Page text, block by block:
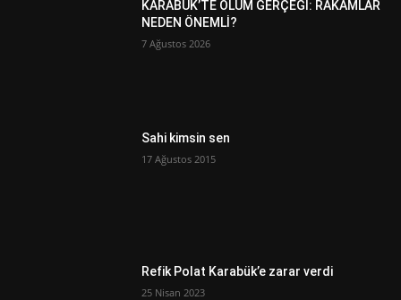
KARABÜK’TE ÖLÜM GERÇEĞİ: RAKAMLAR
NEDEN ÖNEMLİ?
7 Ağustos 2026
Sahi kimsin sen
17 Ağustos 2015
Refik Polat Karabük’e zarar verdi
25 Nisan 2023